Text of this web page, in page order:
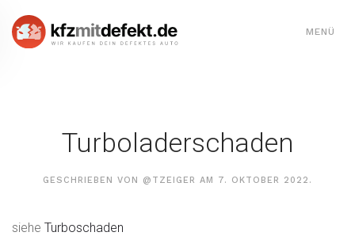
Skip to main content MENÜ
Turboladerschaden
GESCHRIEBEN VON @TZEIGER AM 7. OKTOBER 2022 .
siehe Turboschaden